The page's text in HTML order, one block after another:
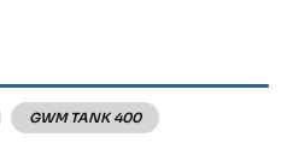
GWM TANK 400